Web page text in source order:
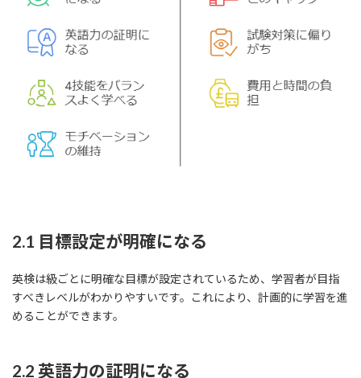
2.1 目標設定が明確になる
英検は級ごとに明確な目標が設定されているため、学習者が目指
すべきレベルがわかりやすいです。これにより、計画的に学習を進
めることができます。
2.2 英語力の証明になる